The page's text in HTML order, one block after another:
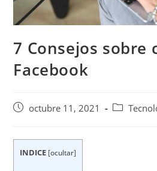
7 Consejos sobre
Facebook
Publicación
octubre 11, 2021
Categoría
INDICE [ocultar]